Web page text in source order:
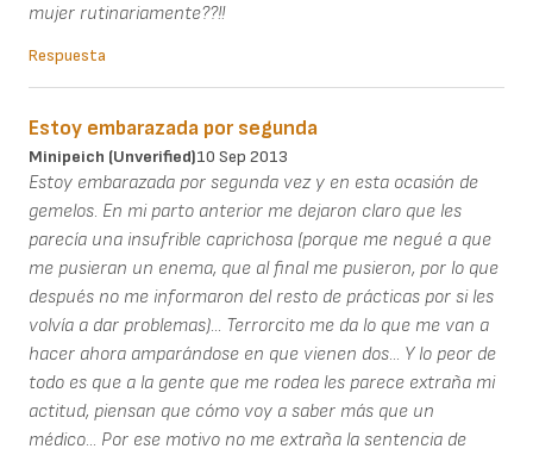
mujer rutinariamente??!!
Respuesta
Estoy embarazada por segunda
Minipeich (unverified)10 Sep 2013
Estoy embarazada por segunda vez y en esta ocasión de
gemelos. En mi parto anterior me dejaron claro que les
parecía una insufrible caprichosa (porque me negué a que
me pusieran un enema, que al final me pusieron, por lo que
después no me informaron del resto de prácticas por si les
volvía a dar problemas)... Terrorcito me da lo que me van a
hacer ahora amparándose en que vienen dos... Y lo peor de
todo es que a la gente que me rodea les parece extraña mi
actitud, piensan que cómo voy a saber más que un
médico... Por ese motivo no me extraña la sentencia de